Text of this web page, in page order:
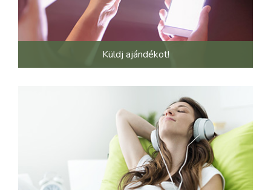
Küldj ajándékot!